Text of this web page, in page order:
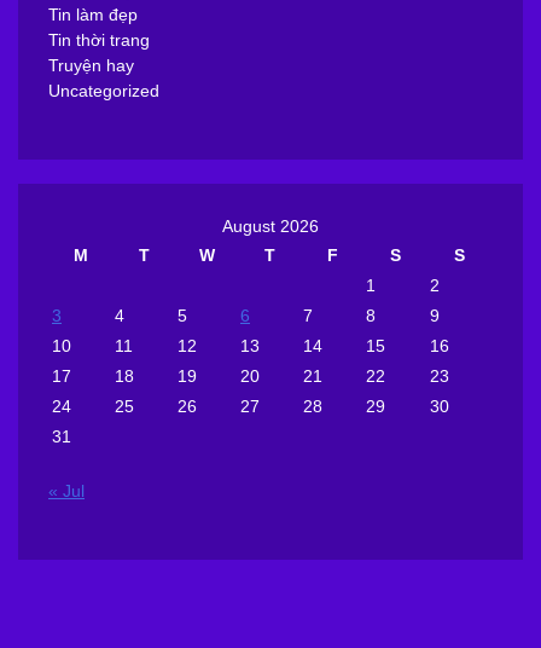
Tin làm đẹp
Tin thời trang
Truyện hay
Uncategorized
August 2026
M
T W T F S
S
1
2
3
4 5 6 7 8
9
10
11 12 13 14 15
16
17
18 19 20 21 22
23
24
25 26 27 28 29
30
31
« Jul